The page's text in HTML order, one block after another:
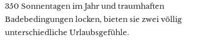
350 Sonnentagen im Jahr und traumhaften
Badebedingungen locken, bieten sie zwei völlig
unterschiedliche Urlaubsgefühle.